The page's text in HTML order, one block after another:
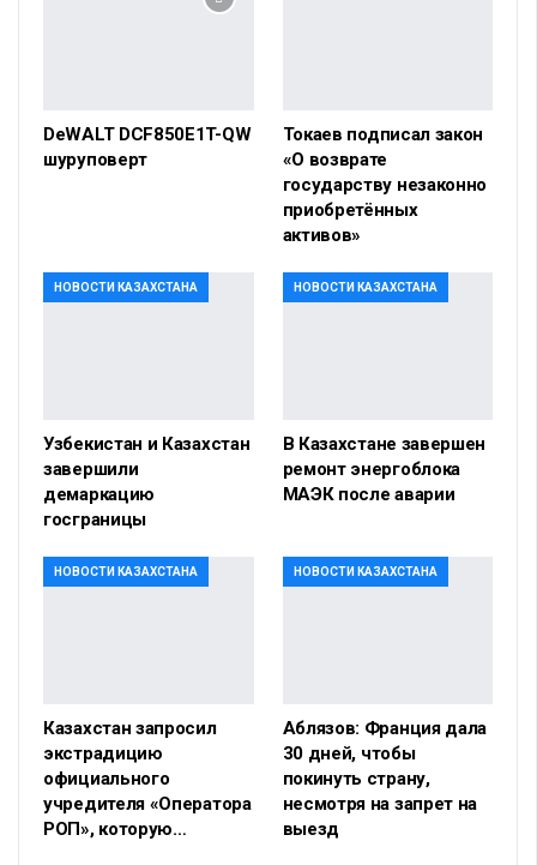
DeWALT DCF850E1T-QW
шуруповерт
Токаев подписал закон
«О возврате
государству незаконно
приобретённых
активов»
НОВОСТИ КАЗАХСТАНА
Узбекистан и Казахстан
завершили
демаркацию
госграницы
НОВОСТИ КАЗАХСТАНА
В Казахстане завершен
ремонт энергоблока
МАЭК после аварии
НОВОСТИ КАЗАХСТАНА
Казахстан запросил
экстрадицию
официального
учредителя «Оператора
РОП», которую…
НОВОСТИ КАЗАХСТАНА
Аблязов: Франция дала
30 дней, чтобы
покинуть страну,
несмотря на запрет на
выезд